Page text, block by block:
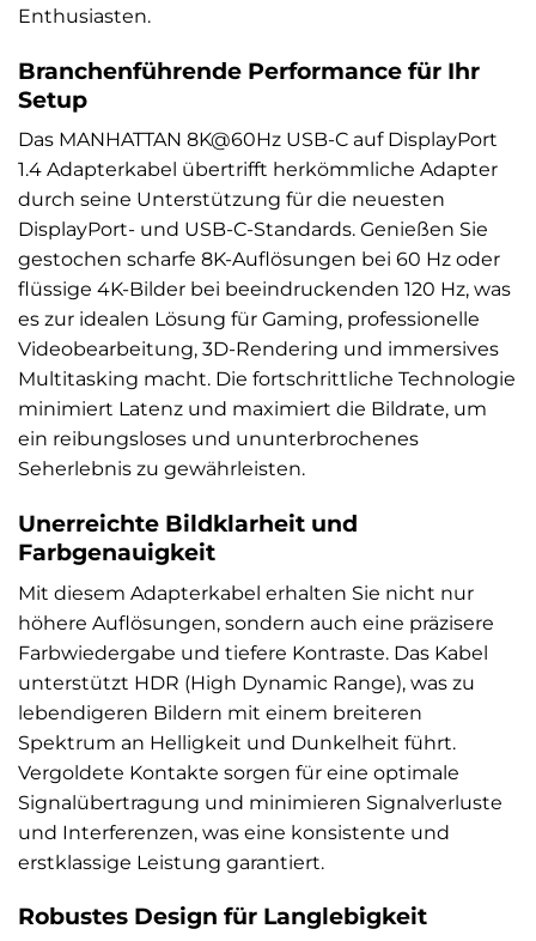
Enthusiasten.
Branchenführende Performance für Ihr
Setup
Das MANHATTAN 8K@60Hz USB-C auf DisplayPort
1.4 Adapterkabel übertrifft herkömmliche Adapter
durch seine Unterstützung für die neuesten
DisplayPort- und USB-C-Standards. Genießen Sie
gestochen scharfe 8K-Auflösungen bei 60 Hz oder
flüssige 4K-Bilder bei beeindruckenden 120 Hz, was
es zur idealen Lösung für Gaming, professionelle
Videobearbeitung, 3D-Rendering und immersives
Multitasking macht. Die fortschrittliche Technologie
minimiert Latenz und maximiert die Bildrate, um
ein reibungsloses und ununterbrochenes
Seherlebnis zu gewährleisten.
Unerreichte Bildklarheit und
Farbgenauigkeit
Mit diesem Adapterkabel erhalten Sie nicht nur
höhere Auflösungen, sondern auch eine präzisere
Farbwiedergabe und tiefere Kontraste. Das Kabel
unterstützt HDR (High Dynamic Range), was zu
lebendigeren Bildern mit einem breiteren
Spektrum an Helligkeit und Dunkelheit führt.
Vergoldete Kontakte sorgen für eine optimale
Signalübertragung und minimieren Signalverluste
und Interferenzen, was eine konsistente und
erstklassige Leistung garantiert.
Robustes Design für Langlebigkeit